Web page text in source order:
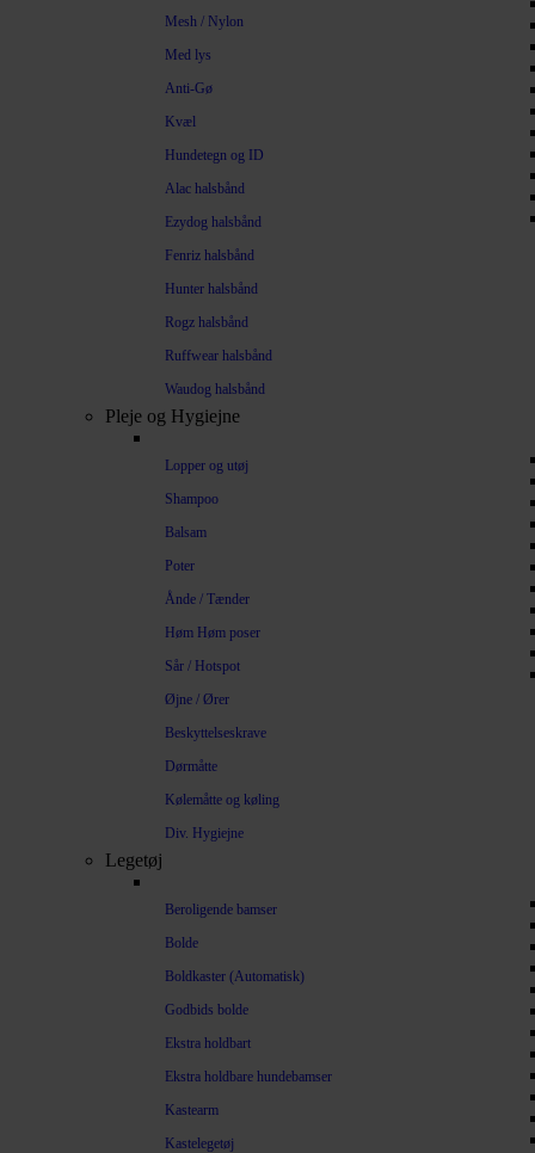
Mesh / Nylon
Med lys
Anti-Gø
Kvæl
Hundetegn og ID
Alac halsbånd
Ezydog halsbånd
Fenriz halsbånd
Hunter halsbånd
Rogz halsbånd
Ruffwear halsbånd
Waudog halsbånd
Pleje og Hygiejne
Lopper og utøj
Shampoo
Balsam
Poter
Ånde / Tænder
Høm Høm poser
Sår / Hotspot
Øjne / Ører
Beskyttelseskrave
Dørmåtte
Kølemåtte og køling
Div. Hygiejne
Legetøj
Beroligende bamser
Bolde
Boldkaster (Automatisk)
Godbids bolde
Ekstra holdbart
Ekstra holdbare hundebamser
Kastearm
Kastelegetøj